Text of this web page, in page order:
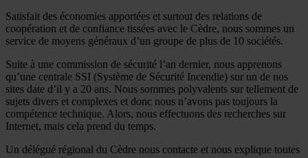
Satisfait des économies apportées et surtout des relations de
coopération et de confiance tissées avec le Cèdre, nous sommes un
service de moyens généraux d’un groupe de plus de 10 sociétés.
Suite à une commission de sécurité l’an dernier, nous apprenons
qu’une centrale SSI (Système de Sécurité Incendie) sur un de nos
sites date d’il y a 20 ans. Nous sommes polyvalents sur tellement de
sujets divers et complexes et donc nous n’avons pas toujours la
compétence technique. Alors, nous effectuons des recherches sur
Internet, mais cela prend du temps.
Un délégué régional du Cèdre nous contacte et nous explique toutes